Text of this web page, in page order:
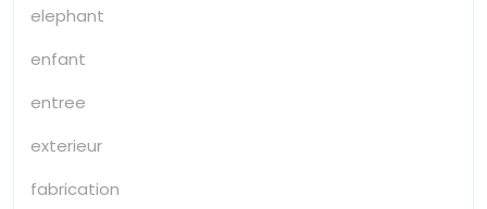
elephant
enfant
entree
exterieur
fabrication